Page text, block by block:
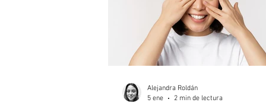
Alejandra Roldán
5 ene
2 min de lectura